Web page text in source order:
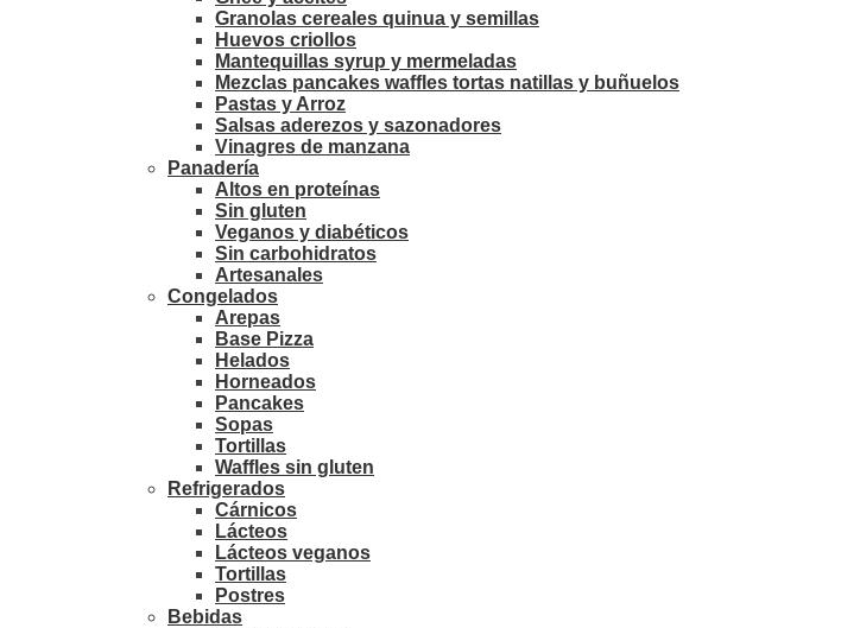
Granolas cereales quinua y semillas
Huevos criollos
Mantequillas syrup y mermeladas
Mezclas pancakes waffles tortas natillas y buñuelos
Pastas y Arroz
Salsas aderezos y sazonadores
Vinagres de manzana
Panadería
Altos en proteínas
Sin gluten
Veganos y diabéticos
Sin carbohidratos
Artesanales
Congelados
Arepas
Base Pizza
Helados
Horneados
Pancakes
Sopas
Tortillas
Waffles sin gluten
Refrigerados
Cárnicos
Lácteos
Lácteos veganos
Tortillas
Postres
Bebidas